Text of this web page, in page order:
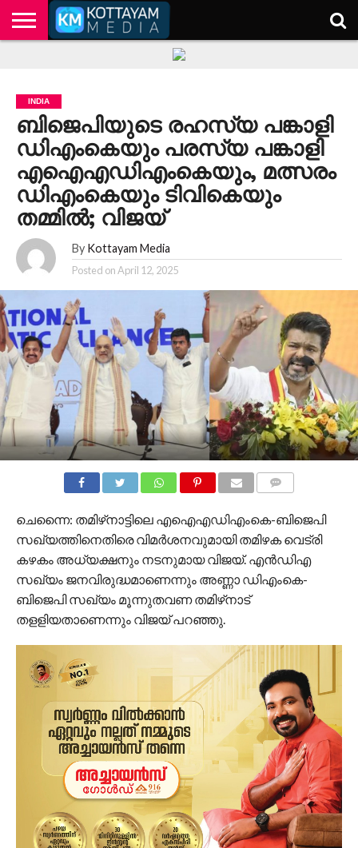
INDIA
ബിജെപിയുടെ രഹസ്യ പങ്കാളി
ഡിഎംകെയും പരസ്യ പങ്കാളി
എഐഎഡിഎംകെയും, മത്സരം
ഡിഎംകെയും ടിവികെയും
തമ്മില്‍; വിജയ്
By Kottayam Media
Posted onApril 12, 2025
ചെന്നൈ: തമിഴ്‌നാട്ടിലെ എഐഎഡിഎംകെ-ബിജെപി
സഖ്യത്തിനെതിരെ വിമര്‍ശനവുമായി തമിഴക വെട്രി
കഴകം അധ്യക്ഷനും നടനുമായ വിജയ്. എന്‍ഡിഎ
സഖ്യം ജനവിരുദ്ധമാണെന്നും അണ്ണാ ഡിഎംകെ-
ബിജെപി സഖ്യം മൂന്നുതവണ തമിഴ്‌നാട്
തളളിയതാണെന്നും വിജയ് പറഞ്ഞു.